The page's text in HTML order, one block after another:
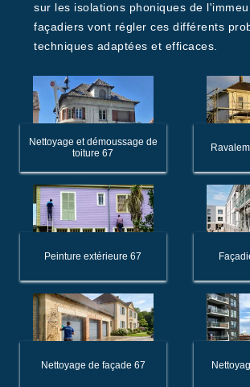
sur les isolations phoniques de
façadiers vont régler ces différents
techniques adaptées et efficaces.
Nettoyage et démoussage de
toiture 67
Peinture extérieure 67
Nettoyage de façade 67